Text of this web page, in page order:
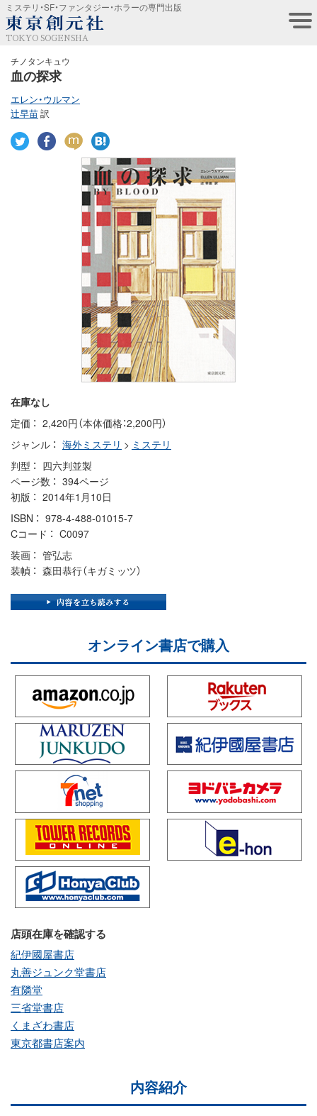
ミステリ・SF・ファンタジー・ホラーの専門出版
TOKYO SOGENSHA
チノタンキュウ
血の探求
エレン・ウルマン
辻早苗訳
在庫なし
定価
2,420円（本体価格：2,200円）
ジャンル
海外ミステリ > ミステリ
判型
四六判並製
ページ数
394ページ
初版
2014年1月10日
ISBN
978-4-488-01015-7
Cコード
C0097
装画
管弘志
装幀
森田恭行（キガミッツ）
オンライン書店で購入
店頭在庫を確認する
紀伊國屋書店
丸善ジュンク堂書店
有隣堂
三省堂書店
くまざわ書店
東京都書店案内
内容紹介